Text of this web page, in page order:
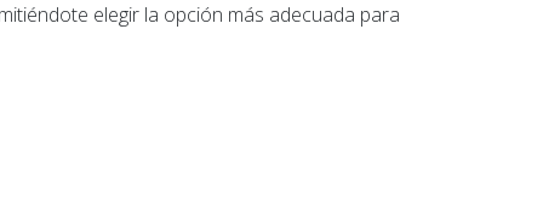
elegir la opción más adecuada para